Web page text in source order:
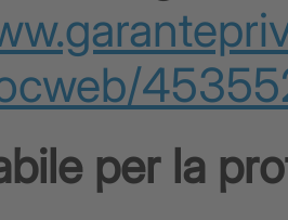
per la